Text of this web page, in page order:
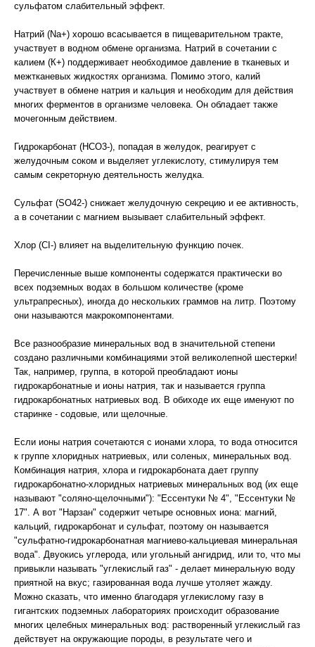
сульфатом слабительный эффект.
Натрий (Na+) хорошо всасывается в пищеварительном тракте,
участвует в водном обмене организма. Натрий в сочетании с
калием (К+) поддерживает необходимое давление в тканевых и
межтканевых жидкостях организма. Помимо этого, калий
участвует в обмене натрия и кальция и необходим для действия
многих ферментов в организме человека. Он обладает также
мочегонным действием.
Гидрокарбонат (НСО3-), попадая в желудок, реагирует с
желудочным соком и выделяет углекислоту, стимулируя тем
самым секреторную деятельность желудка.
Сульфат (SО42-) снижает желудочную секрецию и ее активность,
а в сочетании с магнием вызывает слабительный эффект.
Хлор (CI-) влияет на выделительную функцию почек.
Перечисленные выше компоненты содержатся практически во
всех подземных водах в большом количестве (кроме
ультрапресных), иногда до нескольких граммов на литр. Поэтому
они называются макрокомпонентами.
Все разнообразие минеральных вод в значительной степени
создано различными комбинациями этой великолепной шестерки!
Так, например, группа, в которой преобладают ионы
гидрокарбонатные и ионы натрия, так и называется группа
гидрокарбонатных натриевых вод. В обиходе их еще именуют по
старинке - содовые, или щелочные.
Если ионы натрия сочетаются с ионами хлора, то вода относится
к группе хлоридных натриевых, или соленых, минеральных вод.
Комбинация натрия, хлора и гидрокарбоната дает группу
гидрокарбонатно-хлоридных натриевых минеральных вод (их еще
называют "соляно-щелочными"): "Ессентуки № 4", "Ессентуки №
17". А вот "Нарзан" содержит четыре основных иона: магний,
кальций, гидрокарбонат и сульфат, поэтому он называется
"сульфатно-гидрокарбонатная магниево-кальциевая минеральная
вода". Двуокись углерода, или угольный ангидрид, или то, что мы
привыкли называть "углекислый газ" - делает минеральную воду
приятной на вкус; газированная вода лучше утоляет жажду.
Можно сказать, что именно благодаря углекислому газу в
гигантских подземных лабораториях происходит образование
многих целебных минеральных вод: растворенный углекислый газ
действует на окружающие породы, в результате чего и